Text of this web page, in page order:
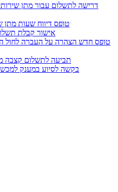
2356 – טופס דיווח שעות
2357 – אישור קבלת
266 – תביעה לתשלום
267 – בקשה לסיוע במענק